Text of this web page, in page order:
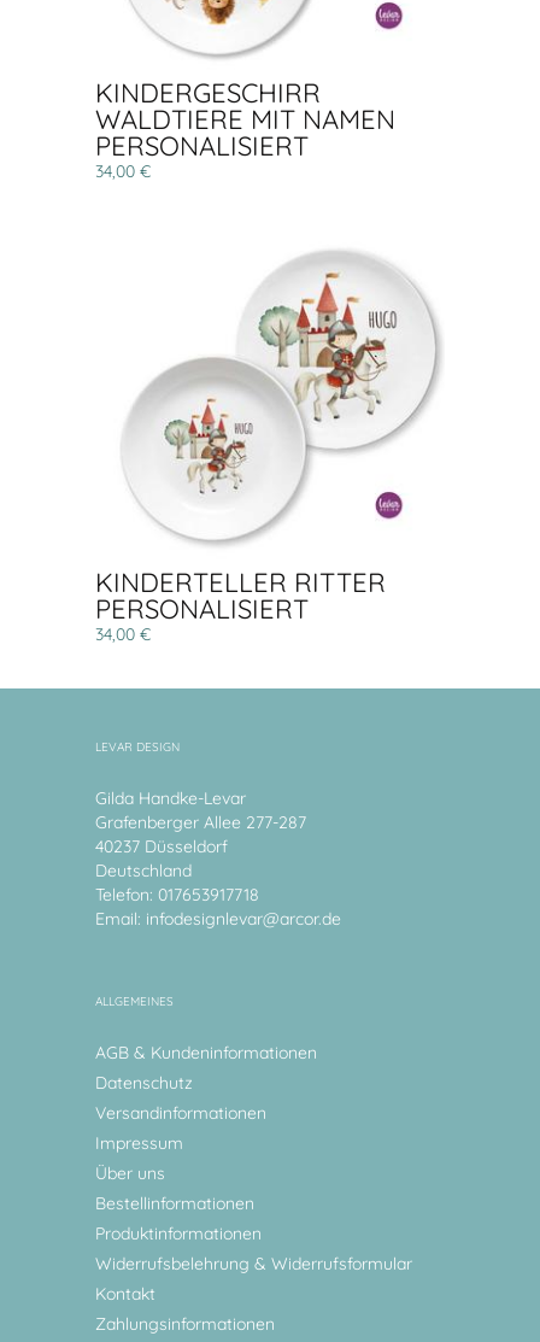
KINDERGESCHIRR
WALDTIERE MIT NAMEN
PERSONALISIERT
34,00 €
KINDERTELLER RITTER
PERSONALISIERT
34,00 €
LEVAR DESIGN
Gilda Handke-Levar
Grafenberger Allee 277-287
40237 Düsseldorf
Deutschland
Telefon: 017653917718
Email: infodesignlevar@arcor.de
ALLGEMEINES
AGB & Kundeninformationen
Datenschutz
Versandinformationen
Impressum
Über uns
Bestellinformationen
Produktinformationen
Widerrufsbelehrung & Widerrufsformular
Kontakt
Zahlungsinformationen